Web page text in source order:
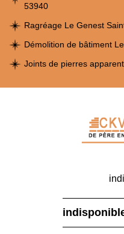
53940
Ragréage Le Genest
Démolition de bâtiment
Joints de pierres